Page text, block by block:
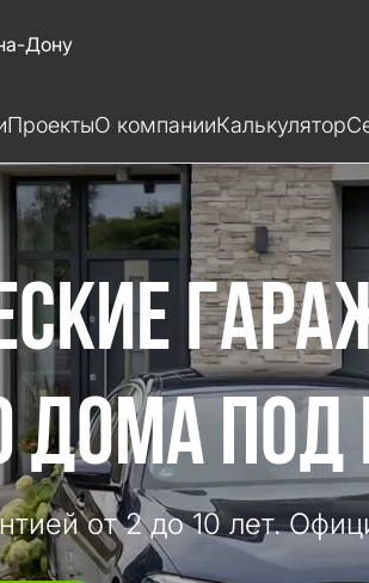
Дону
ПроектыО компанииКалькулятор
ДОМА
от 2 до 10 лет.